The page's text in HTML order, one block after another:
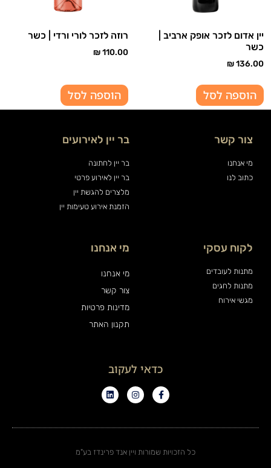
יין אדום לזכר אופק ארביב |
כשר
₪136.00
הוספה לסל
רוזה לזכר לורי ורדי | כשר
₪110.00
הוספה לסל
צור קשר
מי אנחנו
כתוב לנו
בר יין לאירועים
בר יין לחתונה
בר יין לאירוע פרטי
מלצרים להגשת יין
הזמנת אירוע טעימות יין
לקוח עסקי
מתנות לעובדים
מתנות לחגים
מגשי אירוח
מי אנחנו
מי אנחנו
צור קשר
מדינות פרטיות
תקנון האתר
כדאי לעקוב
כל הזכויות שמורות ויין אנד פרינדז בע"מ